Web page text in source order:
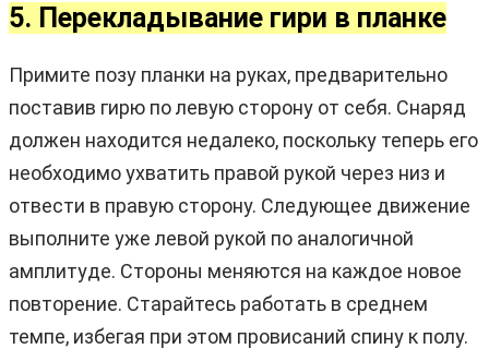
5. Перекладывание гири в планке
Примите позу планки на руках, предварительно
поставив гирю по левую сторону от себя. Снаряд
должен находится недалеко, поскольку теперь его
необходимо ухватить правой рукой через низ и
отвести в правую сторону. Следующее движение
выполните уже левой рукой по аналогичной
амплитуде. Стороны меняются на каждое новое
повторение. Старайтесь работать в среднем
темпе, избегая при этом провисаний спину к полу.